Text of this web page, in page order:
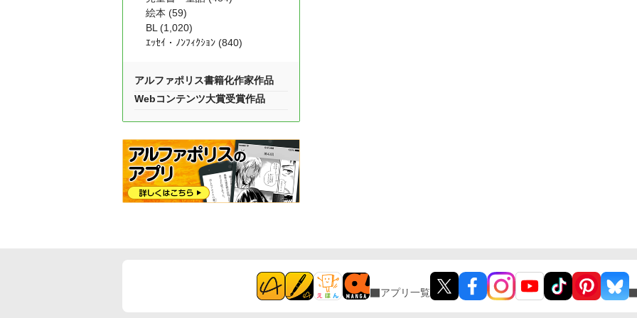
絵本 (59)
BL (1,020)
ｴｯｾｲ・ﾉﾝﾌｨｸｼｮﾝ (840)
アルファポリス書籍化作家作品
Webコンテンツ大賞受賞作品
アプリ一覧